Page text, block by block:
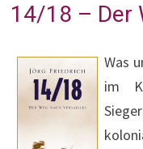
14/18 – Der
Was
im